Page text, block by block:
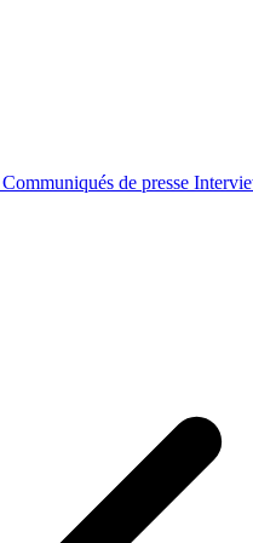
Communiqués de presse